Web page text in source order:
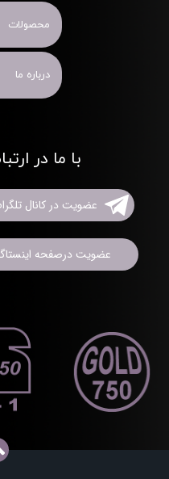
محصولات
درباره ما
با ما در
عضویت در کانال
عضویت درصفحه